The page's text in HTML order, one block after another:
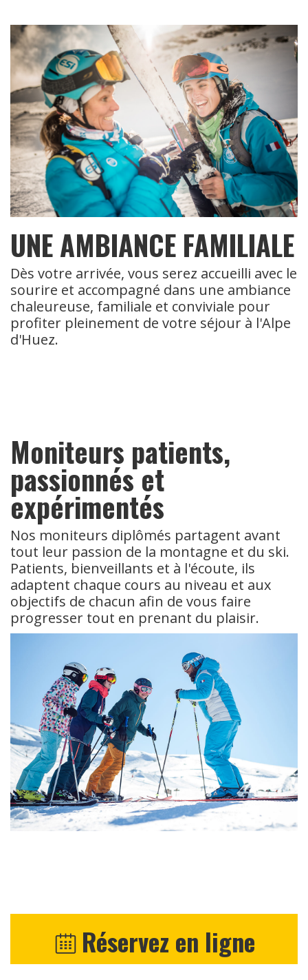
UNE AMBIANCE FAMILIALE
Dès votre arrivée, vous serez accueilli avec le
sourire et accompagné dans une ambiance
chaleureuse, familiale et conviviale pour
profiter pleinement de votre séjour à l'Alpe
d'Huez.
Moniteurs patients,
passionnés et
expérimentés
Nos moniteurs diplômés partagent avant
tout leur passion de la montagne et du ski.
Patients, bienveillants et à l'écoute, ils
adaptent chaque cours au niveau et aux
objectifs de chacun afin de vous faire
progresser tout en prenant du plaisir.
Réservez en ligne